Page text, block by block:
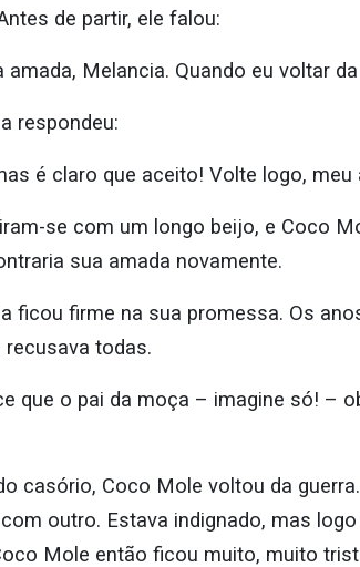
de partir, ele falou:
amada, Melancia. Quando eu voltar
respondeu:
é claro que aceito! Volte logo, meu
se com um longo beijo, e Coco
sua amada novamente.
ficou firme na sua promessa. Os
recusava todas.
que o pai da moça – imagine só! –
casório, Coco Mole voltou da
outro. Estava indignado, mas
Mole então ficou muito, muito